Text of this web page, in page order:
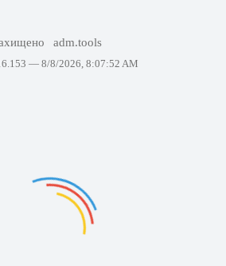
adm.tools
— 8/8/2026, 8:07:52 AM